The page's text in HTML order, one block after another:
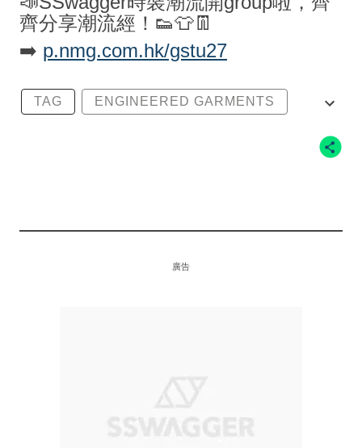
齊分享潮流經！👟👕👖
➡️ p.nmg.com.hk/gstu27
TAG ENGINEERED GARMENTS
廣告